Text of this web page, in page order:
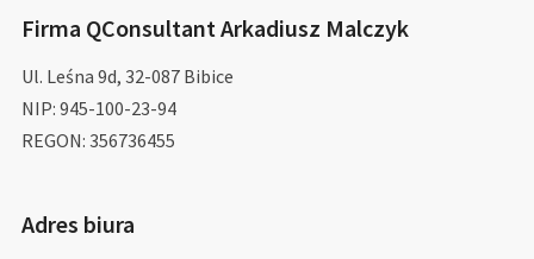
Firma QConsultant Arkadiusz Malczyk
Ul. Leśna 9d, 32-087 Bibice
NIP: 945-100-23-94
REGON: 356736455
Adres biura